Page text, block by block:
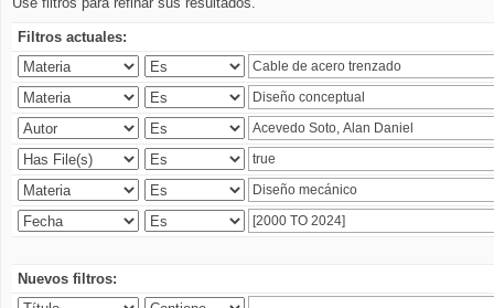
Filtros actuales:
Nuevos filtros: